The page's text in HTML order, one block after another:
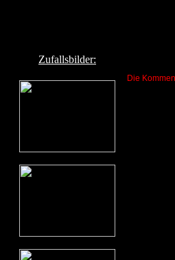
Zufallsbilder:
Die